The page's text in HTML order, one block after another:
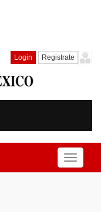
Login Registrate
Toggle